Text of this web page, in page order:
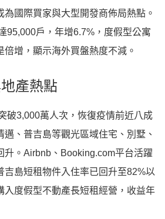
為國際買家與大型開發商佈局熱點。
95,000戶，年增6.7%，度假型公寓
增，顯示海外買盤熱度不減。
產熱點
破3,000萬人次，恢復疫情前近八成
、普吉島等觀光區域住宅、別墅、
升。Airbnb、Booking.com平台活躍
吉島短租物件入住率已回升至82%以
入度假型不動產長短租經營，收益年